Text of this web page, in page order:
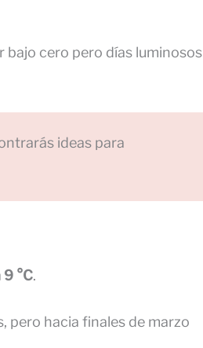
bajo cero pero días luminosos
ideas para
9 °C.
pero hacia finales de marzo